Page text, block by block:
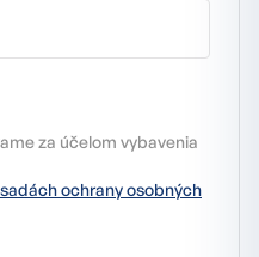
za účelom vybavenia
ochrany osobných